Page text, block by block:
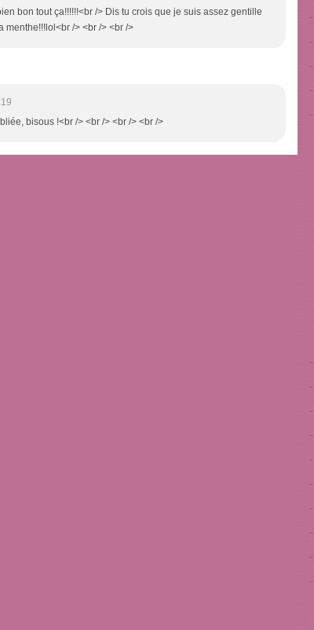
bon tout ça!!!!!!<br /> Dis tu crois que je suis assez gentille
menthe!!!lol<br /> <br /> <br />
bisous !<br /> <br /> <br /> <br />